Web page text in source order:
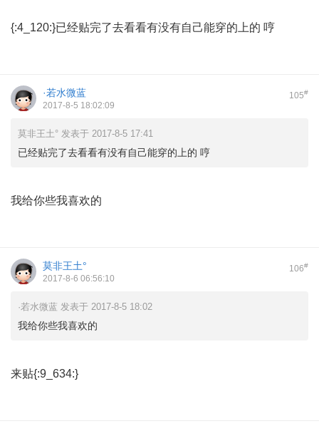
{:4_120:}已经贴完了去看看有没有自己能穿的上的 哼
105#
·若水微蓝
2017-8-5 18:02:09
莫非王土° 发表于 2017-8-5 17:41
已经贴完了去看看有没有自己能穿的上的 哼
我给你些我喜欢的
106#
莫非王土°
2017-8-6 06:56:10
·若水微蓝 发表于 2017-8-5 18:02
我给你些我喜欢的
来贴{:9_634:}